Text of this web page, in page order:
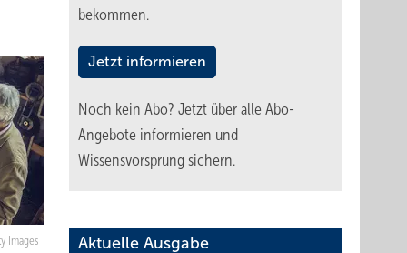
Images
bekommen.
Jetzt informieren
Noch kein Abo? Jetzt über alle Abo-
Angebote informieren und
Wissensvorsprung sichern.
Aktuelle Ausgabe